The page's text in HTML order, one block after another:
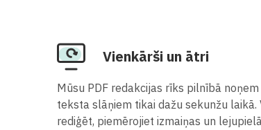
Vienkārši un ātri
Mūsu PDF redakcijas rīks pilnībā
teksta slāņiem tikai dažu sekunžu
rediģēt, piemērojiet izmaiņas un